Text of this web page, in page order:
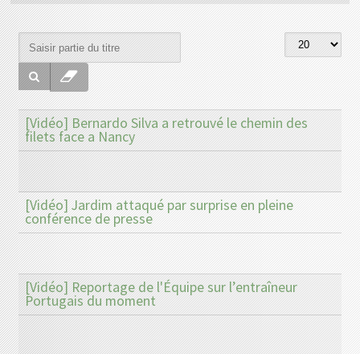
[Vidéo] Bernardo Silva a retrouvé le chemin des
filets face a Nancy
[Vidéo] Jardim attaqué par surprise en pleine
conférence de presse
[Vidéo] Reportage de l'Équipe sur l’entraîneur
Portugais du moment